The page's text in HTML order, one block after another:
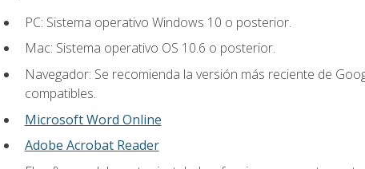
PC: Sistema operativo Windows 10 o posterior.
Mac: Sistema operativo OS 10.6 o posterior.
Navegador: Se recomienda la versión más reciente de
compatibles.
Microsoft Word Online
Adobe Acrobat Reader